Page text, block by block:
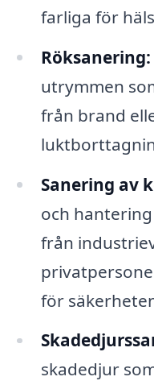
farliga för
Röksanering:
utrymmen
från brand
Sanering av
och
från
för
skadedjur